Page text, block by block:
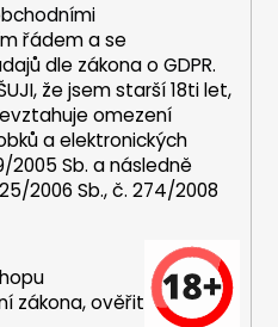
řádem a se
dle zákona oGDPR.
že jsem starší 18ti let,
omezení
a elektronických
2005 Sb. a následně
2006 Sb., č. 274/2008
zákona, ověřit